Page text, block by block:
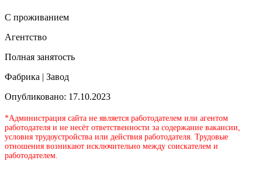
С проживанием
Агентство
Полная занятость
Фабрика | Завод
Опубликовано: 17.10.2023
*Администрация сайта не является работодателем или агентом
работодателя и не несёт ответственности за содержание вакансии,
условия трудоустройства или действия работодателя. Трудовые
отношения возникают исключительно между соискателем и
работодателем.